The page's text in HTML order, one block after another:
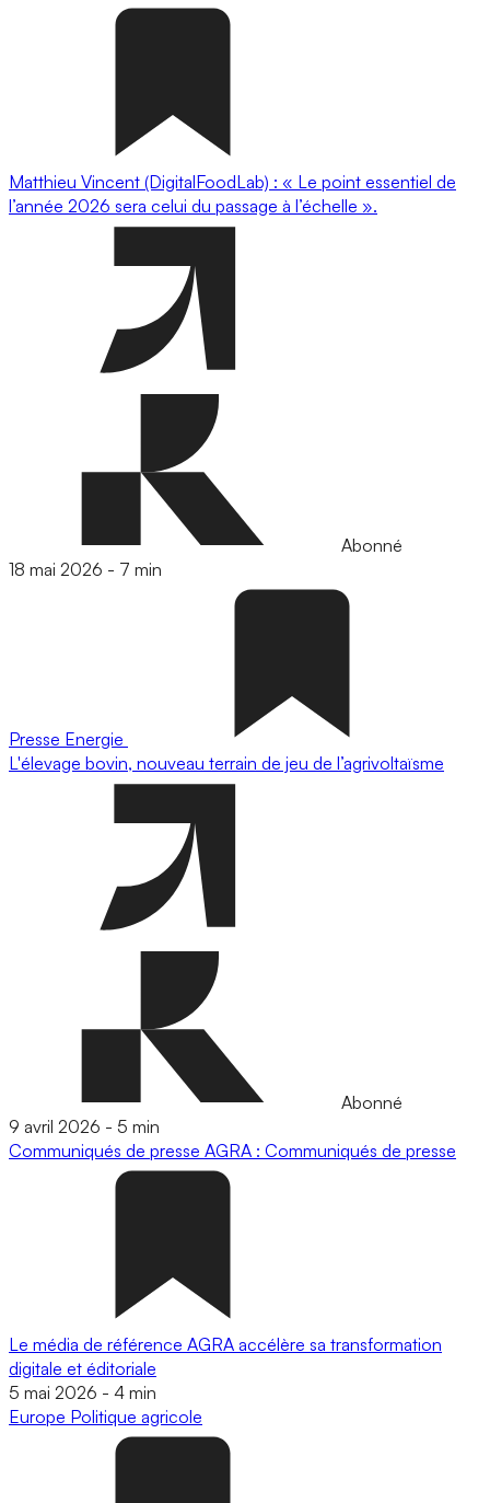
Matthieu Vincent (DigitalFoodLab) : « Le point essentiel de
l’année 2026 sera celui du passage à l’échelle ».
Abonné
18 mai 2026 - 7 min
Presse Energie
L'élevage bovin, nouveau terrain de jeu de l’agrivoltaïsme
Abonné
9 avril 2026 - 5 min
Communiqués de presse AGRA : Communiqués de presse
Le média de référence AGRA accélère sa transformation
digitale et éditoriale
5 mai 2026 - 4 min
Europe Politique agricole